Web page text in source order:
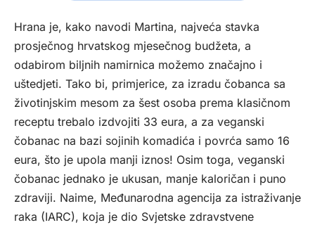
Hrana je, kako navodi Martina, najveća stavka
prosječnog hrvatskog mjesečnog budžeta, a
odabirom biljnih namirnica možemo značajno i
uštedjeti. Tako bi, primjerice, za izradu čobanca sa
životinjskim mesom za šest osoba prema klasičnom
receptu trebalo izdvojiti 33 eura, a za veganski
čobanac na bazi sojinih komadića i povrća samo 16
eura, što je upola manji iznos! Osim toga, veganski
čobanac jednako je ukusan, manje kaloričan i puno
zdraviji. Naime, Međunarodna agencija za istraživanje
raka (IARC), koja je dio Svjetske zdravstvene